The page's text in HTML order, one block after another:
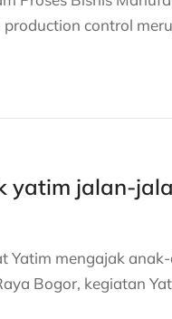
control
yatim jalan-
Yatim mengajak
Bogor, kegiatan